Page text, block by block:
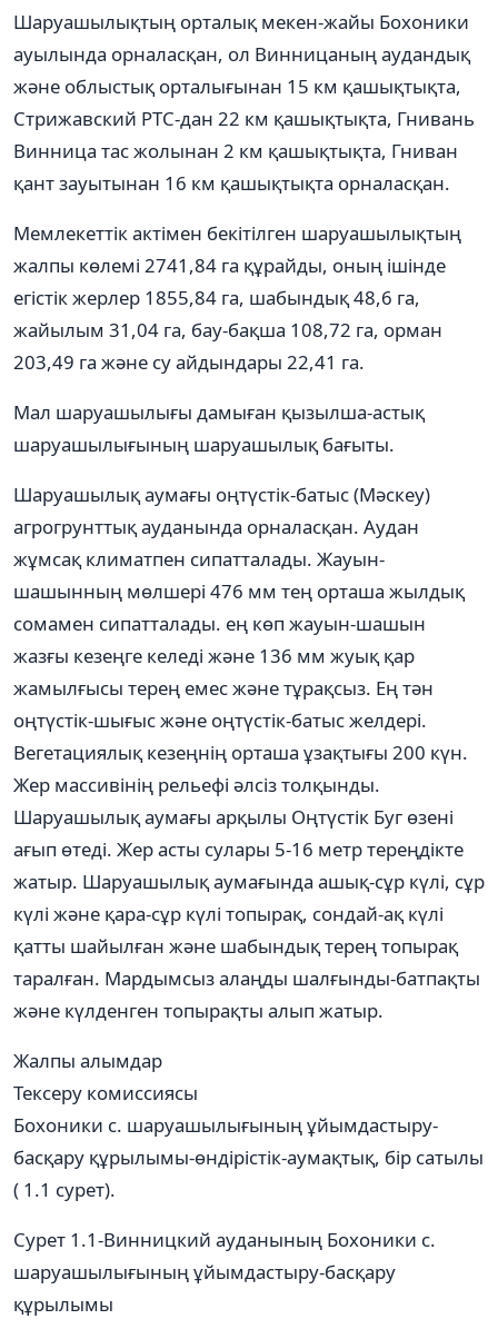
Шаруашылықтың орталық мекен-жайы Бохоники
ауылында орналасқан, ол Винницаның аудандық
және облыстық орталығынан 15 км қашықтықта,
Стрижавский РТС-дан 22 км қашықтықта, Гнивань
Винница тас жолынан 2 км қашықтықта, Гниван
қант зауытынан 16 км қашықтықта орналасқан.
Мемлекеттік актімен бекітілген шаруашылықтың
жалпы көлемі 2741,84 га құрайды, оның ішінде
егістік жерлер 1855,84 га, шабындық 48,6 га,
жайылым 31,04 га, бау-бақша 108,72 га, орман
203,49 га және су айдындары 22,41 га.
Мал шаруашылығы дамыған қызылша-астық
шаруашылығының шаруашылық бағыты.
Шаруашылық аумағы оңтүстік-батыс (Мәскеу)
агрогрунттық ауданында орналасқан. Аудан
жұмсақ климатпен сипатталады. Жауын-
шашынның мөлшері 476 мм тең орташа жылдық
сомамен сипатталады. ең көп жауын-шашын
жазғы кезеңге келеді және 136 мм жуық қар
жамылғысы терең емес және тұрақсыз. Ең тән
оңтүстік-шығыс және оңтүстік-батыс желдері.
Вегетациялық кезеңнің орташа ұзақтығы 200 күн.
Жер массивінің рельефі әлсіз толқынды.
Шаруашылық аумағы арқылы Оңтүстік Буг өзені
ағып өтеді. Жер асты сулары 5-16 метр тереңдікте
жатыр. Шаруашылық аумағында ашық-сұр күлі, сұр
күлі және қара-сұр күлі топырақ, сондай-ақ күлі
қатты шайылған және шабындық терең топырақ
таралған. Мардымсыз алаңды шалғынды-батпақты
және күлденген топырақты алып жатыр.
Жалпы алымдар
Тексеру комиссиясы
Бохоники с. шаруашылығының ұйымдастыру-
басқару құрылымы-өндірістік-аумақтық, бір сатылы
( 1.1 сурет).
Сурет 1.1-Винницкий ауданының Бохоники с.
шаруашылығының ұйымдастыру-басқару
құрылымы